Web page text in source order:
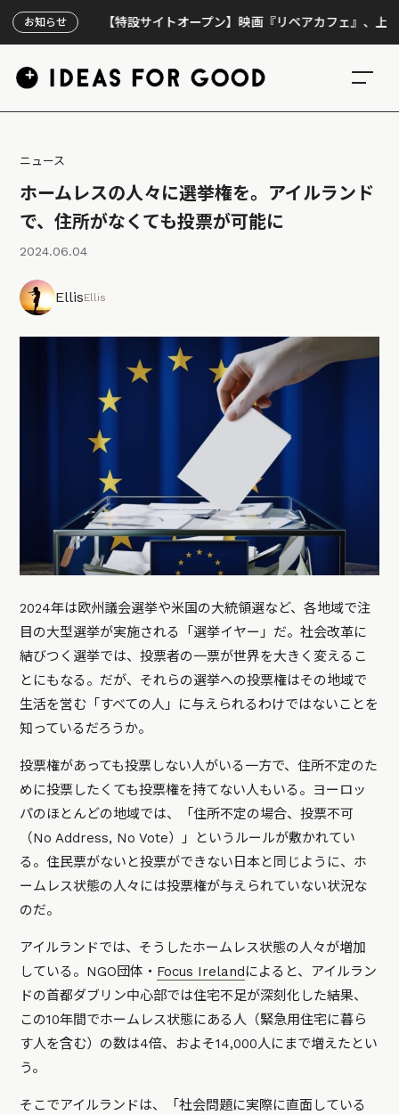
お知らせ【特設サイトオープン】映画『リペアカフェ』、上映300回
ニュース
ホームレスの人々に選挙権を。アイルランド
で、住所がなくても投票が可能に
2024.06.04
EllisEllis
2024年は欧州議会選挙や米国の大統領選など、各地域で注
目の大型選挙が実施される「選挙イヤー」だ。社会改革に
結びつく選挙では、投票者の一票が世界を大きく変えるこ
とにもなる。だが、それらの選挙への投票権はその地域で
生活を営む「すべての人」に与えられるわけではないことを
知っているだろうか。
投票権があっても投票しない人がいる一方で、住所不定のた
めに投票したくても投票権を持てない人もいる。ヨーロッ
パのほとんどの地域では、「住所不定の場合、投票不可
（No Address, No Vote）」というルールが敷かれてい
る。住民票がないと投票ができない日本と同じように、ホ
ームレス状態の人々には投票権が与えられていない状況な
のだ。
アイルランドでは、そうしたホームレス状態の人々が増加
している。NGO団体・ Focus Irelandによると、アイルラン
ドの首都ダブリン中心部では住宅不足が深刻化した結果、
この10年間でホームレス状態にある人（緊急用住宅に暮ら
す人を含む）の数は4倍、およそ14,000人にまで増えたとい
う。
そこでアイルランドは、「社会問題に実際に直面している